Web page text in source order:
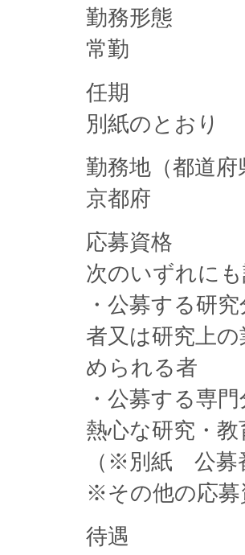
勤務形態
常勤
任期
別紙のとおり
勤務地（都道府
京都府
応募資格
次のいずれに
・公募する研
者又は研究上
められる者
・公募する専
熱心な研究・
（※別紙 公募
※その他の応募
待遇